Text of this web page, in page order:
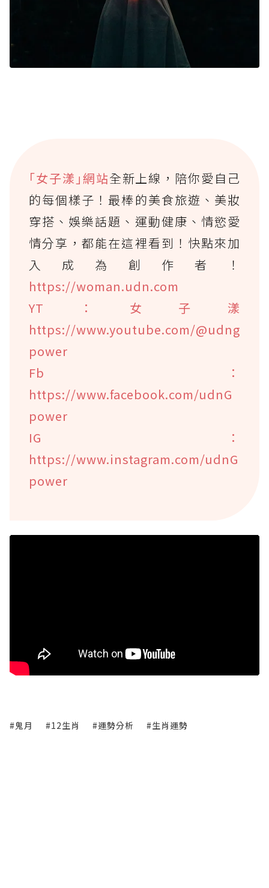
｢女子漾｣網站全新上線，陪你愛自己
的每個樣子！最棒的美食旅遊、美妝
穿搭、娛樂話題、運動健康、情慾愛
情分享，都能在這裡看到！快點來加
入成為創作者！
https://woman.udn.com
YT：女子漾
https://www.youtube.com/@udng
power
Fb：
https://www.facebook.com/udnG
power
IG：
https://www.instagram.com/udnG
power
#鬼月 #12生肖 #運勢分析 #生肖運勢